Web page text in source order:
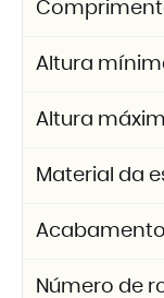
Altura
Altura
Material da
Número de